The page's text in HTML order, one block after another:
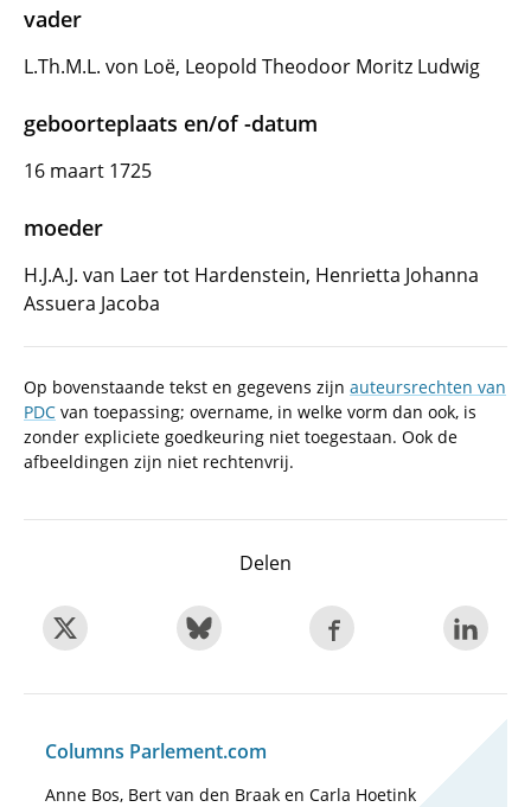
vader
L.Th.M.L. von Loë, Leopold Theodoor Moritz Ludwig
geboorteplaats en/of -datum
16 maart 1725
moeder
H.J.A.J. van Laer tot Hardenstein, Henrietta Johanna
Assuera Jacoba
Op bovenstaande tekst en gegevens zijn auteursrechten van
PDC van toepassing; overname, in welke vorm dan ook, is
zonder expliciete goedkeuring niet toegestaan. Ook de
afbeeldingen zijn niet rechtenvrij.
Delen
Columns Parlement.com
Anne Bos, Bert van den Braak en Carla Hoetink